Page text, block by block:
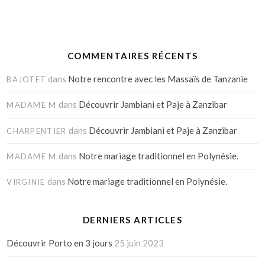
COMMENTAIRES RÉCENTS
BAJOTET dans Notre rencontre avec les Massaïs de Tanzanie
MADAME M dans Découvrir Jambiani et Paje à Zanzibar
CHARPENTIER dans Découvrir Jambiani et Paje à Zanzibar
MADAME M dans Notre mariage traditionnel en Polynésie.
VIRGINIE dans Notre mariage traditionnel en Polynésie.
DERNIERS ARTICLES
Découvrir Porto en 3 jours 25 juin 2023